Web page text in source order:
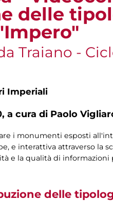
delle
Traiano -
Imperiali
a cura di Paolo
i monumenti esposti
e interattiva attraverso
e la qualità di
delle